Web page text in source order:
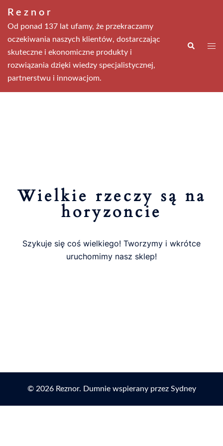
Reznor
Od ponad 137 lat ufamy, że przekraczamy
oczekiwania naszych klientów, dostarczając
skuteczne i ekonomiczne produkty i
rozwiązania dzięki wiedzy specjalistycznej,
partnerstwu i innowacjom.
Wielkie rzeczy są na
horyzoncie
Szykuje się coś wielkiego! Tworzymy i wkrótce
uruchomimy nasz sklep!
© 2026 Reznor. Dumnie wspierany przez Sydney